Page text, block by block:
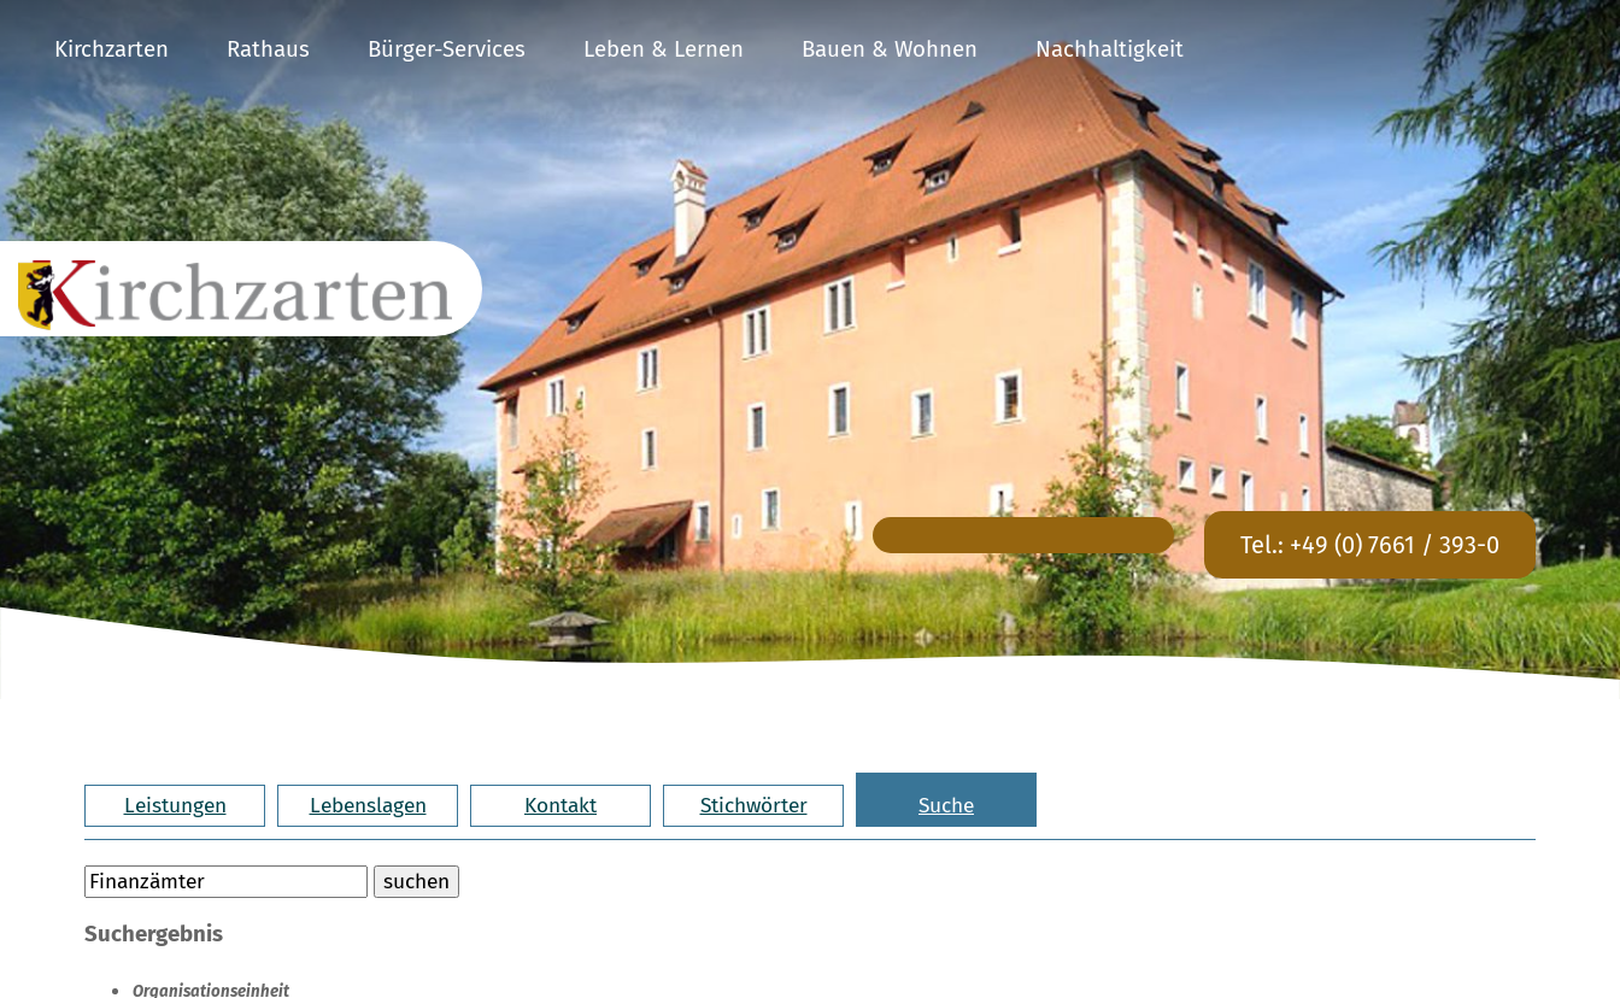
Kirchzarten Rathaus Bürger-Services Leben & Lernen Bauen & Wohnen Nachhaltigkeit
Tel.: +49 (0) 7661 / 393-0
Leistungen Lebenslagen Kontakt Stichwörter Suche
Suchergebnis
Organisationseinheit